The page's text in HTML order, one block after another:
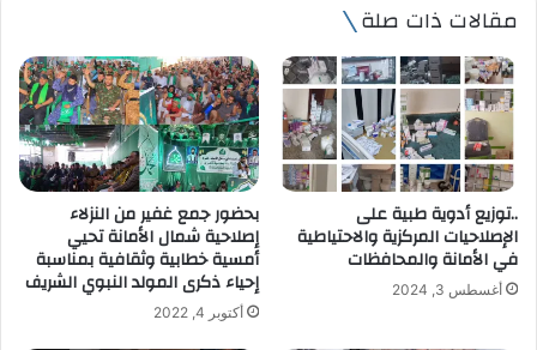
د
ا
ل
ك
ر
و
ي
مقالات ذات صلة
..توزيع أدوية طبية على
الإصلاحيات المركزية والاحتياطية
في الأمانة والمحافظات
أغسطس 3, 2024
بحضور جمع غفير من النزلاء
إصلاحية شمال الأمانة تحيي
أمسية خطابية وثقافية بمناسبة
إحياء ذكرى المولد النبوي الشريف
أكتوبر 4, 2022